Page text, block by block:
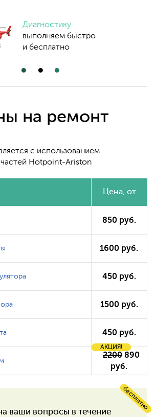
Диагностику
выполняем быстро
и бесплатно
на ремонт
с использованием
Hotpoint-Ariston
Цена, от
850 руб.
1600 руб.
450 руб.
1500 руб.
450 руб.
АКЦИЯ!
2200890
руб.
бесплатно
ваши вопросы в течение